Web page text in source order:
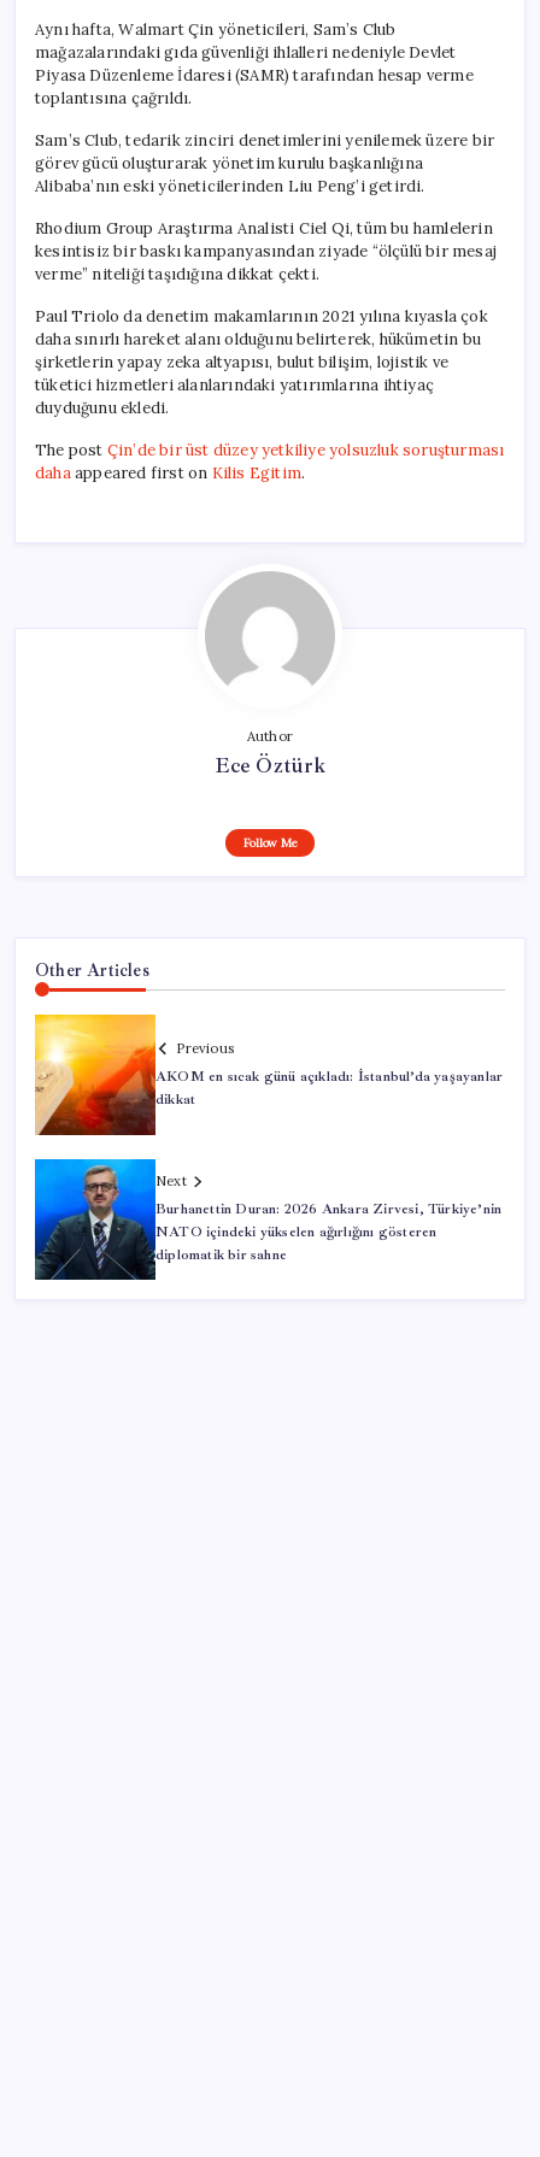
Aynı hafta, Walmart Çin yöneticileri, Sam’s Club
mağazalarındaki gıda güvenliği ihlalleri nedeniyle Devlet
Piyasa Düzenleme İdaresi (SAMR) tarafından hesap verme
toplantısına çağrıldı.
Sam’s Club, tedarik zinciri denetimlerini yenilemek üzere bir
görev gücü oluşturarak yönetim kurulu başkanlığına
Alibaba’nın eski yöneticilerinden Liu Peng’i getirdi.
Rhodium Group Araştırma Analisti Ciel Qi, tüm bu hamlelerin
kesintisiz bir baskı kampanyasından ziyade “ölçülü bir mesaj
verme” niteliği taşıdığına dikkat çekti.
Paul Triolo da denetim makamlarının 2021 yılına kıyasla çok
daha sınırlı hareket alanı olduğunu belirterek, hükümetin bu
şirketlerin yapay zeka altyapısı, bulut bilişim, lojistik ve
tüketici hizmetleri alanlarındaki yatırımlarına ihtiyaç
duyduğunu ekledi.
The post Çin’de bir üst düzey yetkiliye yolsuzluk soruşturması
dahaappeared first on Kilis Egitim.
Author
Ece Öztürk
Follow Me
Other Articles
Previous
AKOM en sıcak günü açıkladı: İstanbul’da yaşayanlar
dikkat
Next
Burhanettin Duran: 2026 Ankara Zirvesi, Türkiye’nin
NATO içindeki yükselen ağırlığını gösteren
diplomatik bir sahne